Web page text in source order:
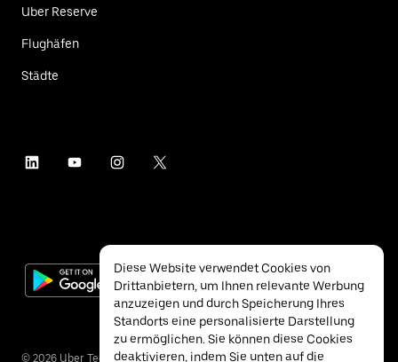
Uber Reserve
Flughäfen
Städte
© 2026 Uber Technologies Inc.
Diese Website verwendet Cookies von
Drittanbietern, um Ihnen relevante Werbung
anzuzeigen und durch Speicherung Ihres
Standorts eine personalisierte Darstellung
zu ermöglichen. Sie können diese Cookies
deaktivieren, indem Sie unten auf die